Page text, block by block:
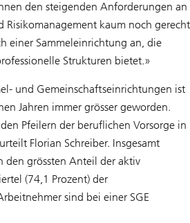
den steigenden Anforderungen an
Risikomanagement kaum noch gerecht
einer Sammeleinrichtung an, die
Strukturen bietet.»
und Gemeinschaftseinrichtungen ist
Jahren immer grösser geworden.
Pfeilern der beruflichen Vorsorge in
Florian Schreiber. Insgesamt
den grössten Anteil der aktiv
(74,1 Prozent) der
sind bei einer SGE